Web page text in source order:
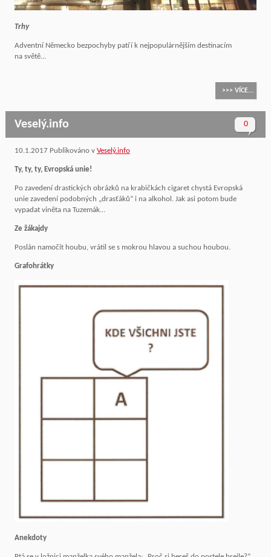
Trhy
Adventní Německo bezpochyby patří k nejpopulárnějším destinacím
na světě...
>>> VÍCE...
0
Veselý.info
10.1.2017 Publikováno v Veselý.info
Ty, ty, ty, Evropská unie!
Po zavedení drastických obrázků na krabičkách cigaret chystá Evropská
unie zavedení podobných „drasťáků“ i na alkohol. Jak asi potom bude
vypadat viněta na Tuzemák…
Ze žákajdy
Poslán namočit houbu, vrátil se s mokrou hlavou a suchou houbou.
Grafohrátky
Anekdoty